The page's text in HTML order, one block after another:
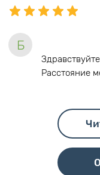
Б
Расстояние